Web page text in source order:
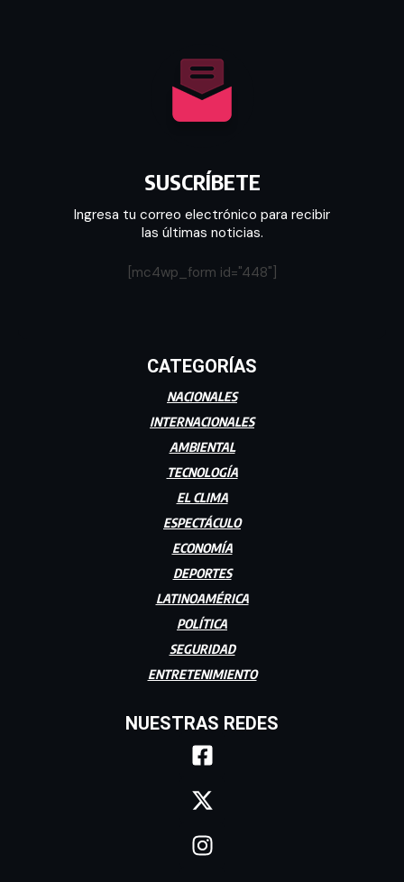
SUSCRÍBETE
Ingresa tu correo electrónico para recibir
las últimas noticias.
[mc4wp_form id="448"]
CATEGORÍAS
NACIONALES
INTERNACIONALES
AMBIENTAL
TECNOLOGÍA
EL CLIMA
ESPECTÁCULO
ECONOMÍA
DEPORTES
LATINOAMÉRICA
POLÍTICA
SEGURIDAD
ENTRETENIMIENTO
NUESTRAS REDES